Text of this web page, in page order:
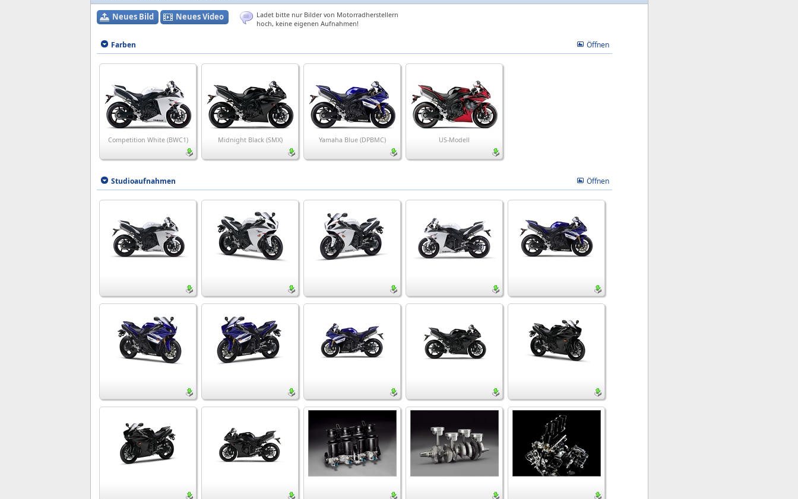
Neues Bild Neues Video
Ladet bitte nur Bilder von Motorradherstellern
hoch, keine eigenen Aufnahmen!
Öffnen
Farben
Competition White (BWC1) Midnight Black (SMX) Yamaha Blue (DPBMC) US-Modell
Öffnen
Studioaufnahmen